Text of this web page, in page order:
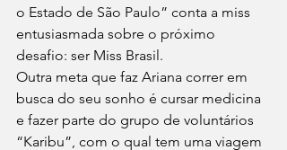
o Estado de São Paulo” conta a miss
entusiasmada sobre o próximo
desafio: ser Miss Brasil.
Outra meta que faz Ariana correr em
busca do seu sonho é cursar medicina
e fazer parte do grupo de voluntários
“Karibu”, com o qual tem uma viagem